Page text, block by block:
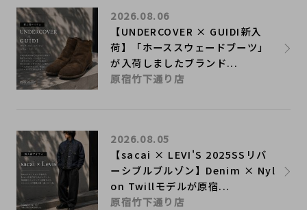
【UNDERCOVER × GUIDI新入
荷】「ホーススウェードブーツ」
が入荷しましたブランド...
2026.08.06
原宿竹下通り店
【sacai × LEVI'S 2025SSリバ
ーシブルブルゾン】Denim × Nyl
on Twillモデルが原宿...
2026.08.05
原宿竹下通り店